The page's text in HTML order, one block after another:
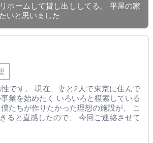
ホームして貸し出ししてる。 平屋の家
いと思いました
です。 現在、妻と2人で東京に住んで
業を始めたく いろいろと模索している
たちが作りたかった理想の施設が、 こ
ると直感したので、 今回ご連絡させて